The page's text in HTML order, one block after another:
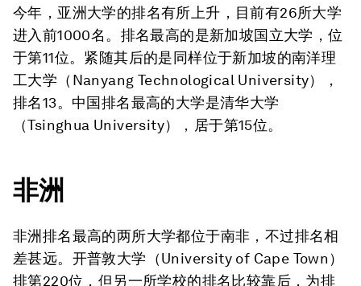
今年，亚洲大学的排名有所上升，目前有26所大学
进入前1000名。排名最高的是新加坡国立大学，位
于第11位。紧随其后的是同样位于新加坡的南洋理
工大学（Nanyang Technological University），
排名13。中国排名最高的大学是清华大学
（Tsinghua University），居于第15位。
非洲
非洲排名最高的两所大学都位于南非，不过排名相
差甚远。开普敦大学（University of Cape Town）
排第220位，但另一所学校的排名比较靠后，为排